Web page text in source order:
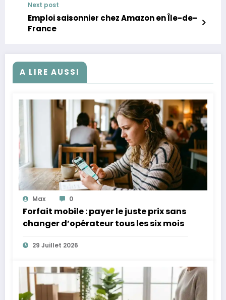
Next post
Emploi saisonnier chez Amazon en Île-de-
France
A LIRE AUSSI
Max 0
Forfait mobile : payer le juste prix sans
changer d’opérateur tous les six mois
29 Juillet 2026